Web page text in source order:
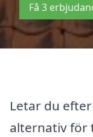
Få 3
Letar du
alternativ för